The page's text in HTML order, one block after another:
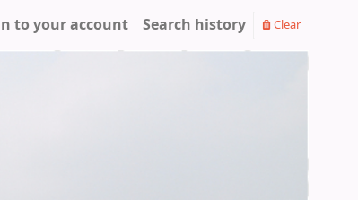
to your account Search history Clear